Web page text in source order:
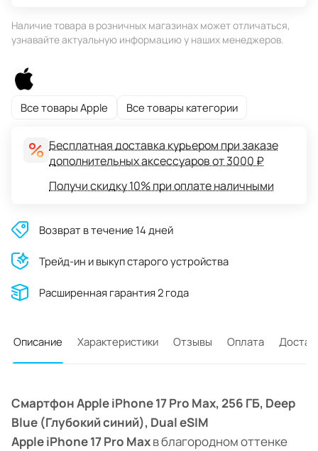
Наличие товара в розничных магазинах может отличаться,
узнавайте актуальную информацию у наших менеджеров.
Все товары Apple Все товары категории
Бесплатная доставка курьером при заказе
дополнительных аксессуаров от 3000 ₽
Получи скидку 10% при оплате наличными
Возврат в течение 14 дней
Трейд-ин и выкуп старого устройства
Расширенная гарантия 2 года
Описание Характеристики Отзывы Оплата
Смартфон Apple iPhone 17 Pro Max, 256 ГБ, Deep
Blue (Глубокий синий), Dual eSIM
Apple iPhone 17 Pro Maxв благородном оттенке